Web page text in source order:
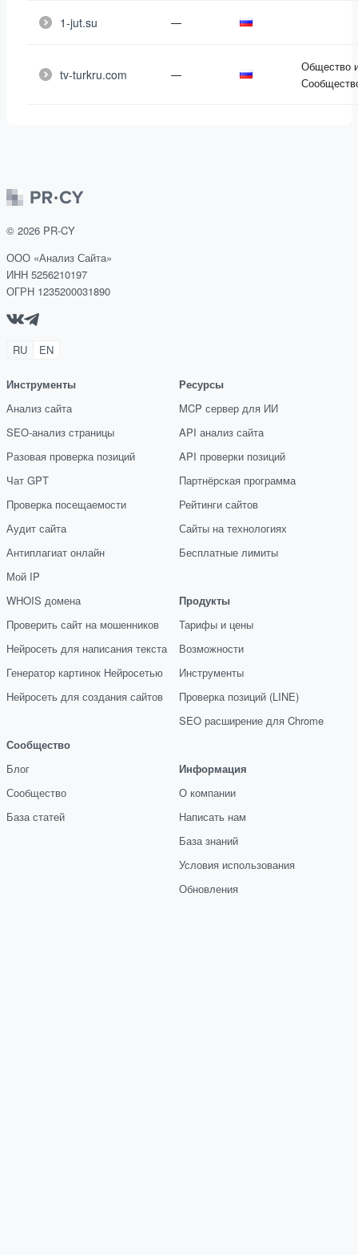
1-jut.su —
tv-turkru.com —
Общество
© 2026 PR-CY
ООО «Анализ Сайта»
ИНН 5256210197
ОГРН 1235200031890
RU EN
Инструменты
Анализ сайта
SEO-анализ страницы
Разовая проверка позиций
Чат GPT
Проверка посещаемости
Аудит сайта
Антиплагиат онлайн
Мой IP
WHOIS домена
Проверить сайт на мошенников
Нейросеть для написания текста
Генератор картинок Нейросетью
Нейросеть для создания сайтов
Сообщество
Блог
Сообщество
База статей
Ресурсы
MCP сервер для ИИ
API анализ сайта
API проверки позиций
Партнёрская программа
Рейтинги сайтов
Сайты на технологиях
Бесплатные лимиты
Продукты
Тарифы и цены
Возможности
Инструменты
Проверка позиций (LINE)
SEO расширение для Chrome
Информация
О компании
Написать нам
База знаний
Условия использования
Обновления